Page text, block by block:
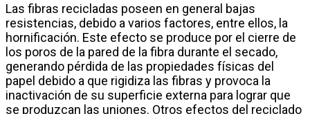
Las fibras recicladas poseen en general bajas
resistencias, debido a varios factores, entre ellos, la
hornificación. Este efecto se produce por el cierre de
los poros de la pared de la fibra durante el secado,
generando pérdida de las propiedades físicas del
papel debido a que rigidiza las fibras y provoca la
inactivación de su superficie externa para lograr que
se produzcan las uniones. Otros efectos del reciclado